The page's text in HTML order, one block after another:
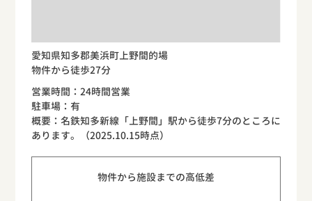
愛知県知多郡美浜町上野間的場
物件から徒歩27分
営業時間：24時間営業
駐車場：有
概要：名鉄知多新線「上野間」駅から徒歩7分のところに
あります。（2025.10.15時点）
物件から施設までの高低差